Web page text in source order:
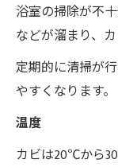
浴室の掃除が不
などが溜まり、
定期的に清掃が
やすくなります。
温度
カビは20℃から